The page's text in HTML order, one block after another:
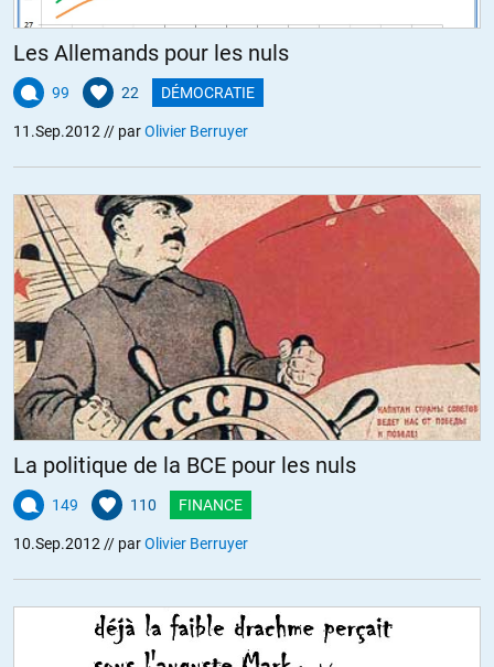
Les Allemands pour les nuls
99 22 DÉMOCRATIE
11.Sep.2012 // parOlivier Berruyer
La politique de la BCE pour les nuls
149 110 FINANCE
10.Sep.2012 // parOlivier Berruyer